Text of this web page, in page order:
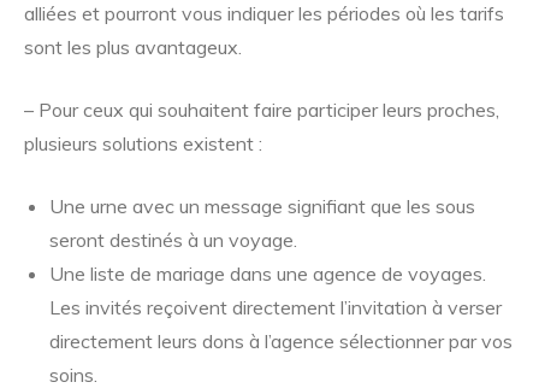
alliées et pourront vous indiquer les périodes où les tarifs
sont les plus avantageux.
– Pour ceux qui souhaitent faire participer leurs proches,
plusieurs solutions existent :
Une urne avec un message signifiant que les sous
seront destinés à un voyage.
Une liste de mariage dans une agence de voyages.
Les invités reçoivent directement l’invitation à verser
directement leurs dons à l’agence sélectionner par vos
soins.